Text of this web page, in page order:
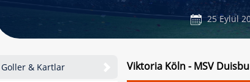
25 Eylül
Goller & Kartlar
Viktoria Köln - MSV